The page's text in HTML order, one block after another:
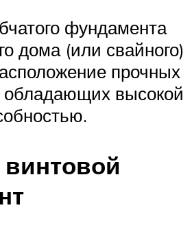
фундамента
дома (или свайного)
прочных
обладающих высокой